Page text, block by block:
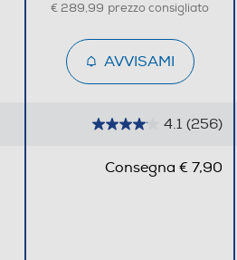
€ 289,99 prezzo consigliato
AVVISAMI
4.1 (256)
Consegna € 7,90